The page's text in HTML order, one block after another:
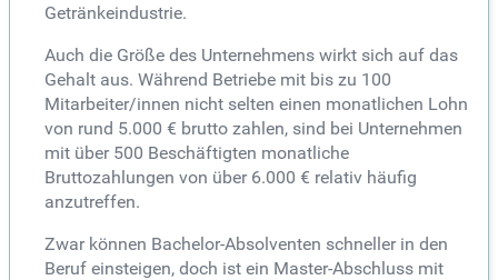
Getränkeindustrie.
Auch die Größe des Unternehmens wirkt sich auf das
Gehalt aus. Während Betriebe mit bis zu 100
Mitarbeiter/innen nicht selten einen monatlichen Lohn
von rund 5.000 € brutto zahlen, sind bei Unternehmen
mit über 500 Beschäftigten monatliche
Bruttozahlungen von über 6.000 € relativ häufig
anzutreffen.
Zwar können Bachelor-Absolventen schneller in den
Beruf einsteigen, doch ist ein Master-Abschluss mit